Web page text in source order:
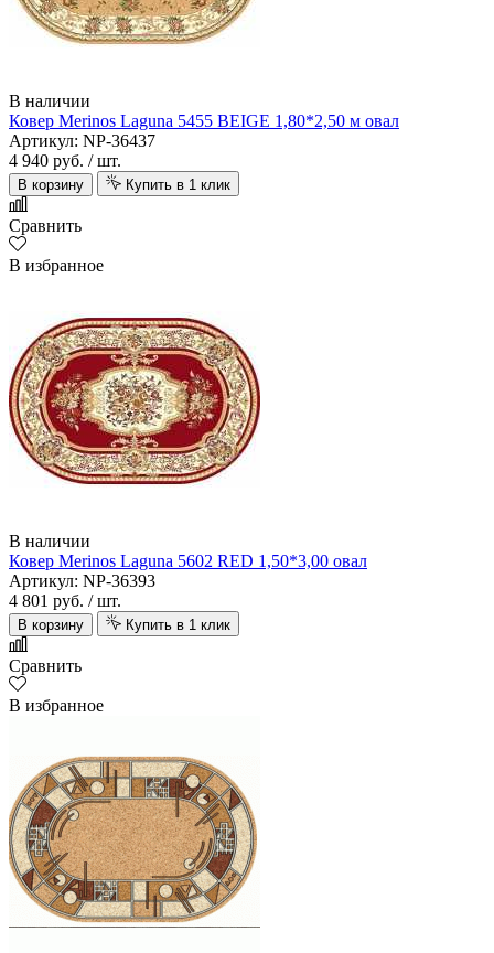
В наличии
Ковер Merinos Laguna 5455 BEIGE 1,80*2,50 м овал
Артикул: NP-36437
4 940 руб. / шт.
В корзину Купить в 1 клик
Сравнить
В избранное
В наличии
Ковер Merinos Laguna 5602 RED 1,50*3,00 овал
Артикул: NP-36393
4 801 руб. / шт.
В корзину Купить в 1 клик
Сравнить
В избранное